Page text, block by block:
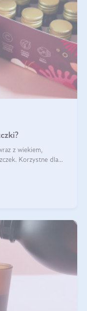
z wiekiem,
Korzystne dla